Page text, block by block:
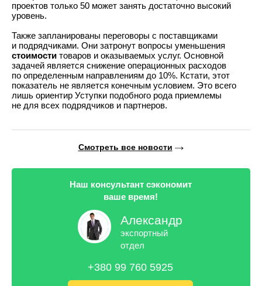
проектов только 50 может занять достаточно высокий
уровень.
Также запланированы переговоры с поставщиками
и подрядчиками. Они затронут вопросы уменьшения
стоимости товаров и оказываемых услуг. Основной
задачей является снижение операционных расходов
по определенным направлениям до 10%. Кстати, этот
показатель не является конечным условием. Это всего
лишь ориентир Уступки подобного рода приемлемы
не для всех подрядчиков и партнеров.
Смотреть все новости
Наш консультант сэкономит
ваше время!
Александр
экспортный
отдел
+380 99 760 5925